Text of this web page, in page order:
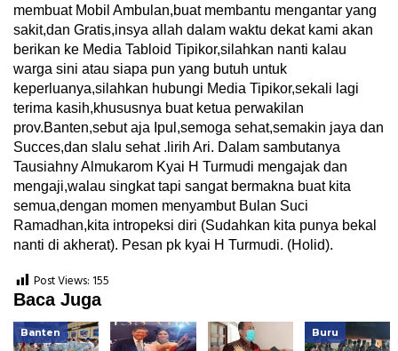
membuat Mobil Ambulan,buat membantu mengantar yang
sakit,dan Gratis,insya allah dalam waktu dekat kami akan
berikan ke Media Tabloid Tipikor,silahkan nanti kalau
warga sini atau siapa pun yang butuh untuk
keperluanya,silahkan hubungi Media Tipikor,sekali lagi
terima kasih,khususnya buat ketua perwakilan
prov.Banten,sebut aja Ipul,semoga sehat,semakin jaya dan
Succes,dan slalu sehat .lirih Ari. Dalam sambutanya
Tausiahny Almukarom Kyai H Turmudi mengajak dan
mengaji,walau singkat tapi sangat bermakna buat kita
semua,dengan momen menyambut Bulan Suci
Ramadhan,kita intropeksi diri (Sudahkan kita punya bekal
nanti di akherat). Pesan pk kyai H Turmudi. (Holid).
Post Views: 155
Baca Juga
Banten Buru